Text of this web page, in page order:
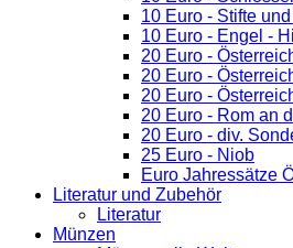
10 Euro - Stifte
10 Euro - Engel -
20 Euro -
20 Euro -
20 Euro -
20 Euro - Rom an
20 Euro - div.
25 Euro - Niob
Euro Jahressätze
Literatur und Zubehör
Literatur
Münzen